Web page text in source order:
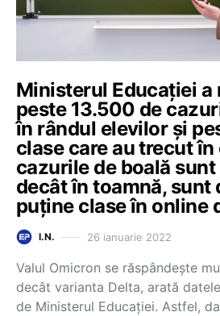
Ministerul Educației a
peste 13.500 de
în rândul elevilor și
clase care au trecut în
cazurile de boală
decât în toamnă, sunt
puține clase în online
I.N. 26 ianuarie 2022
Valul Omicron se răspândește
decât varianta Delta, arată
de Ministerul Educației. Astfel,